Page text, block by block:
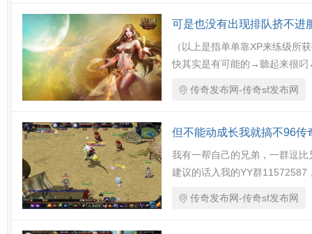
可是也没有出现排队挤不进
（以上是指单单靠XP来练级所
快其实是有可能的→聽起来很
传奇发布网-传奇sf发布网
但不能动成长我就搞不96传
我有一帮自己的兄弟，一群逗
建议的话入我的YY群
传奇发布网-传奇sf发布网